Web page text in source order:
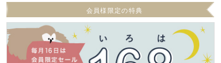
会員様限定の特典